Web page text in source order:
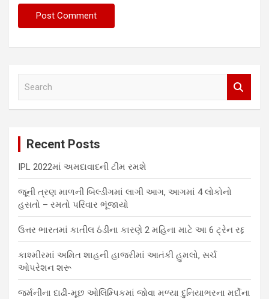
Recent Posts
IPL 2022માં અમદાવાદની ટીમ રમશે
જૂની ત્રણ માળની બિલ્ડીંગમાં લાગી આગ, આગમાં 4 લોકોનો
હસતો – રમતો પરિવાર ભૂંજાયો
ઉત્તર ભારતમાં કાતીલ ઠંડીના કારણે 2 મહિના માટે આ 6 ટ્રેન રદ્દ
કાશ્મીરમાં અમિત શાહની હાજરીમાં આતંકી હુમલો, સર્ચ
ઓપરેશન શરૂ
જર્મનીના દાઢી-મૂછ ઓલિમ્પિકમાં જોવા મળ્યા દુનિયાભરના મર્દોના